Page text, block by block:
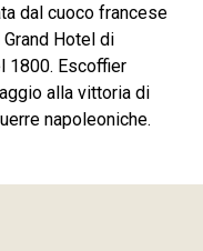
dal cuoco francese
Hotel di
1800. Escoffier
alla vittoria di
napoleoniche.